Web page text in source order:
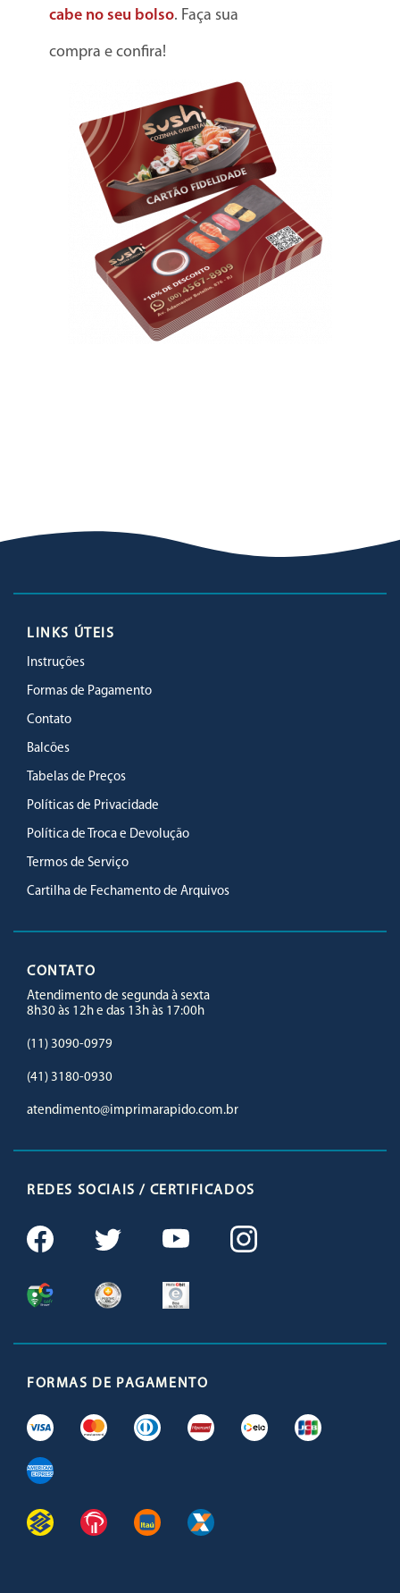
cabe no seu bolso. Faça sua
compra e confira!
LINKS ÚTEIS
Instruções
Formas de Pagamento
Contato
Balcões
Tabelas de Preços
Políticas de Privacidade
Política de Troca e Devolução
Termos de Serviço
Cartilha de Fechamento de Arquivos
CONTATO
Atendimento de segunda à sexta
8h30 às 12h e das 13h às 17:00h
(11) 3090-0979
(41) 3180-0930
atendimento@imprimarapido.com.br
REDES SOCIAIS / CERTIFICADOS
FORMAS DE PAGAMENTO